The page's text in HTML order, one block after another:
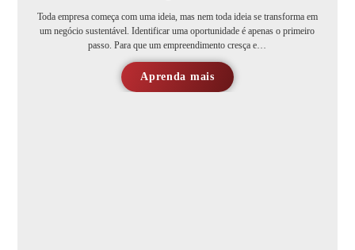
Toda empresa começa com uma ideia, mas nem toda ideia se transforma em
um negócio sustentável. Identificar uma oportunidade é apenas o primeiro
passo. Para que um empreendimento cresça e…
Aprenda mais